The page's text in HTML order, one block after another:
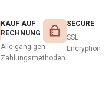
KAUF AUF
RECHNUNG
Alle gängigen
Zahlungsmethoden
SECURE
SSL
Encryption